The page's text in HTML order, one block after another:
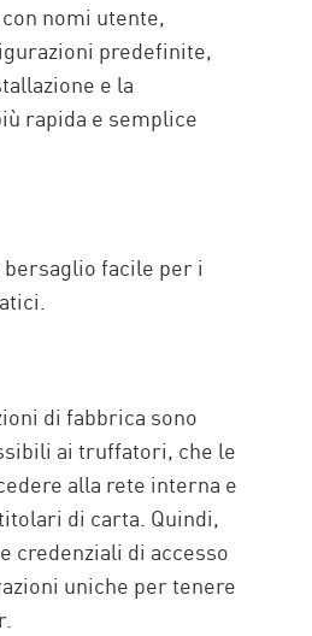
nomi utente,
predefinite,
e la
rapida e semplice
facile per i
di fabbrica sono
ai truffatori, che le
alla rete interna e
di carta. Quindi,
credenziali di accesso
uniche per tenere